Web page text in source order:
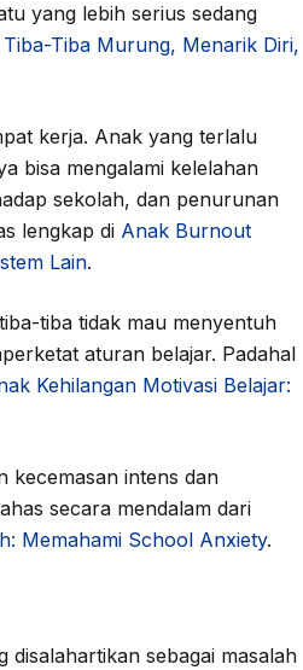
yang lebih serius sedang
Tiba-Tiba Murung, Menarik Diri,
kerja. Anak yang terlalu
bisa mengalami kelelahan
sekolah, dan penurunan
lengkap di Anak Burnout
Lain.
tiba tidak mau menyentuh
aturan belajar. Padahal
Kehilangan Motivasi Belajar:
kecemasan intens dan
secara mendalam dari
Memahami School Anxiety.
sebagai masalah